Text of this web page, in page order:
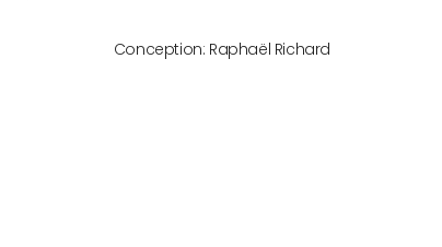
Conception: Raphaël Richard